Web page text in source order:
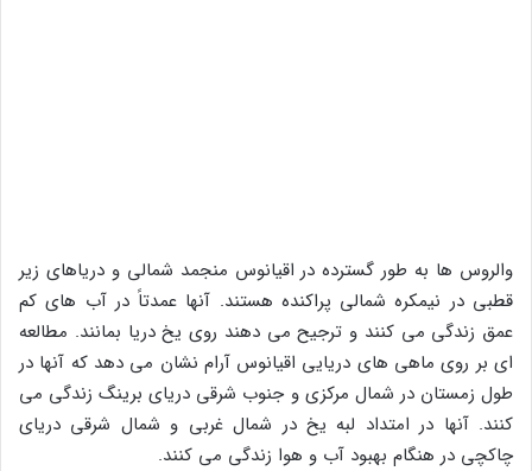
والروس ها به طور گسترده در اقیانوس منجمد شمالی و دریاهای زیر
قطبی در نیمکره شمالی پراکنده هستند. آنها عمدتاً در آب های کم
عمق زندگی می کنند و ترجیح می دهند روی یخ دریا بمانند. مطالعه
ای بر روی ماهی های دریایی اقیانوس آرام نشان می دهد که آنها در
طول زمستان در شمال مرکزی و جنوب شرقی دریای برینگ زندگی می
کنند. آنها در امتداد لبه یخ در شمال غربی و شمال شرقی دریای
چاکچی در هنگام بهبود آب و هوا زندگی می کنند.